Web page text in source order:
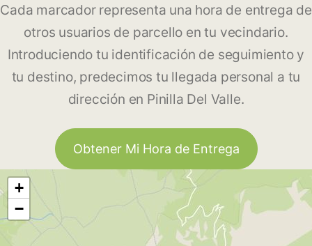
Cada marcador representa una hora de entrega de
otros usuarios de parcello en tu vecindario.
Introduciendo tu identificación de seguimiento y
tu destino, predecimos tu llegada personal a tu
dirección en Pinilla Del Valle.
Obtener Mi Hora de Entrega
+
−